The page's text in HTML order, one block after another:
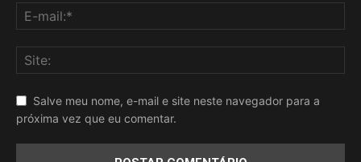
Salve meu nome, e-mail e site neste navegador para a
próxima vez que eu comentar.